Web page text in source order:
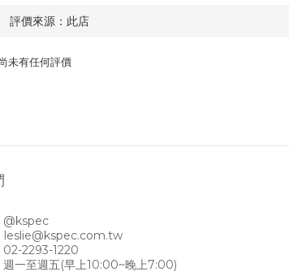
未有任何評價
@kspec
leslie@kspec.com.tw
02-2293-1220
週一至週五(早上10:00~晚上7:00)